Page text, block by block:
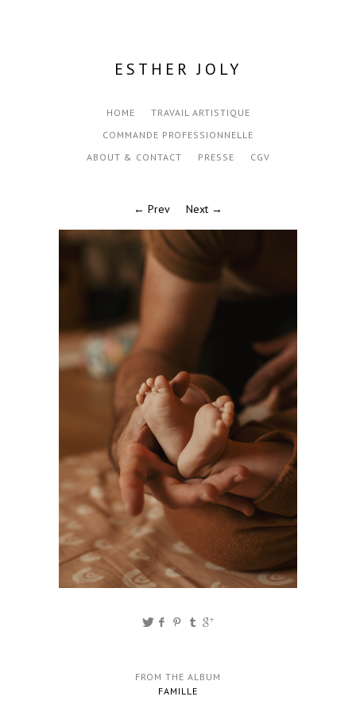
ESTHER JOLY
HOME
TRAVAIL ARTISTIQUE
COMMANDE PROFESSIONNELLE
ABOUT & CONTACT
PRESSE CGV
← Prev Next →
FROM THE ALBUM
FAMILLE